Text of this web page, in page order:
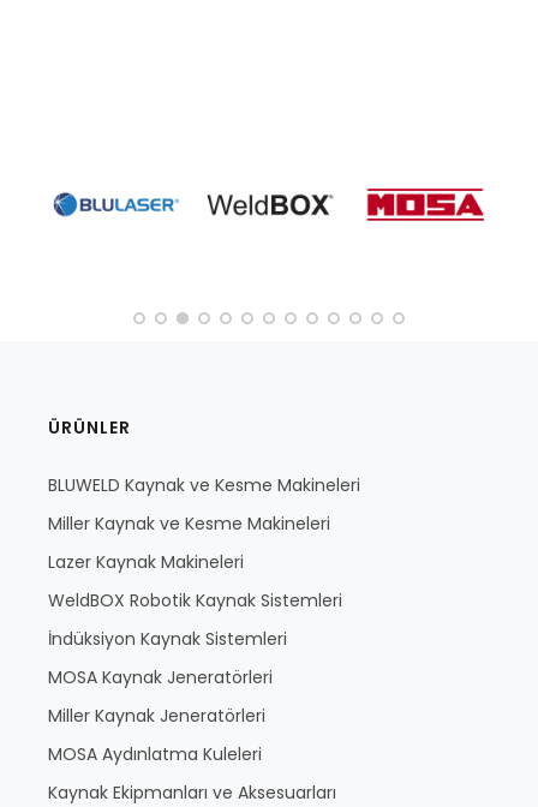
ÜRÜNLER
BLUWELD Kaynak ve Kesme Makineleri
Miller Kaynak ve Kesme Makineleri
Lazer Kaynak Makineleri
WeldBOX Robotik Kaynak Sistemleri
İndüksiyon Kaynak Sistemleri
MOSA Kaynak Jeneratörleri
Miller Kaynak Jeneratörleri
MOSA Aydınlatma Kuleleri
Kaynak Ekipmanları ve Aksesuarları